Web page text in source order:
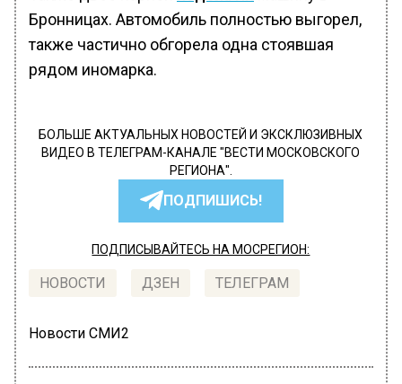
Бронницах. Автомобиль полностью выгорел,
также частично обгорела одна стоявшая
рядом иномарка.
БОЛЬШЕ АКТУАЛЬНЫХ НОВОСТЕЙ И ЭКСКЛЮЗИВНЫХ
ВИДЕО В ТЕЛЕГРАМ-КАНАЛЕ "ВЕСТИ МОСКОВСКОГО
РЕГИОНА".
ПОДПИШИСЬ!
ПОДПИСЫВАЙТЕСЬ НА МОСРЕГИОН:
НОВОСТИ ДЗЕН ТЕЛЕГРАМ
Новости СМИ2